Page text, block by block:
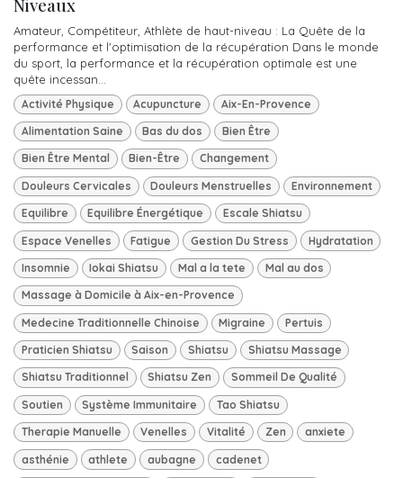
Niveaux
Amateur, Compétiteur, Athlète de haut-niveau : La Quête de la
performance et l'optimisation de la récupération Dans le monde
du sport, la performance et la récupération optimale est une
quête incessan...
Activité Physique Acupuncture Aix-En-Provence
Alimentation Saine Bas du dos Bien Être
Bien Être Mental Bien-Être Changement
Douleurs Cervicales Douleurs Menstruelles Environnement
Equilibre Equilibre Énergétique Escale Shiatsu
Espace Venelles Fatigue Gestion Du Stress Hydratation
Insomnie Iokai Shiatsu Mal a la tete Mal au dos
Massage à Domicile à Aix-en-Provence
Medecine Traditionnelle Chinoise Migraine Pertuis
Praticien Shiatsu Saison Shiatsu Shiatsu Massage
Shiatsu Traditionnel Shiatsu Zen Sommeil De Qualité
Soutien Système Immunitaire Tao Shiatsu
Therapie Manuelle Venelles Vitalité Zen anxiete
asthénie athlete aubagne cadenet